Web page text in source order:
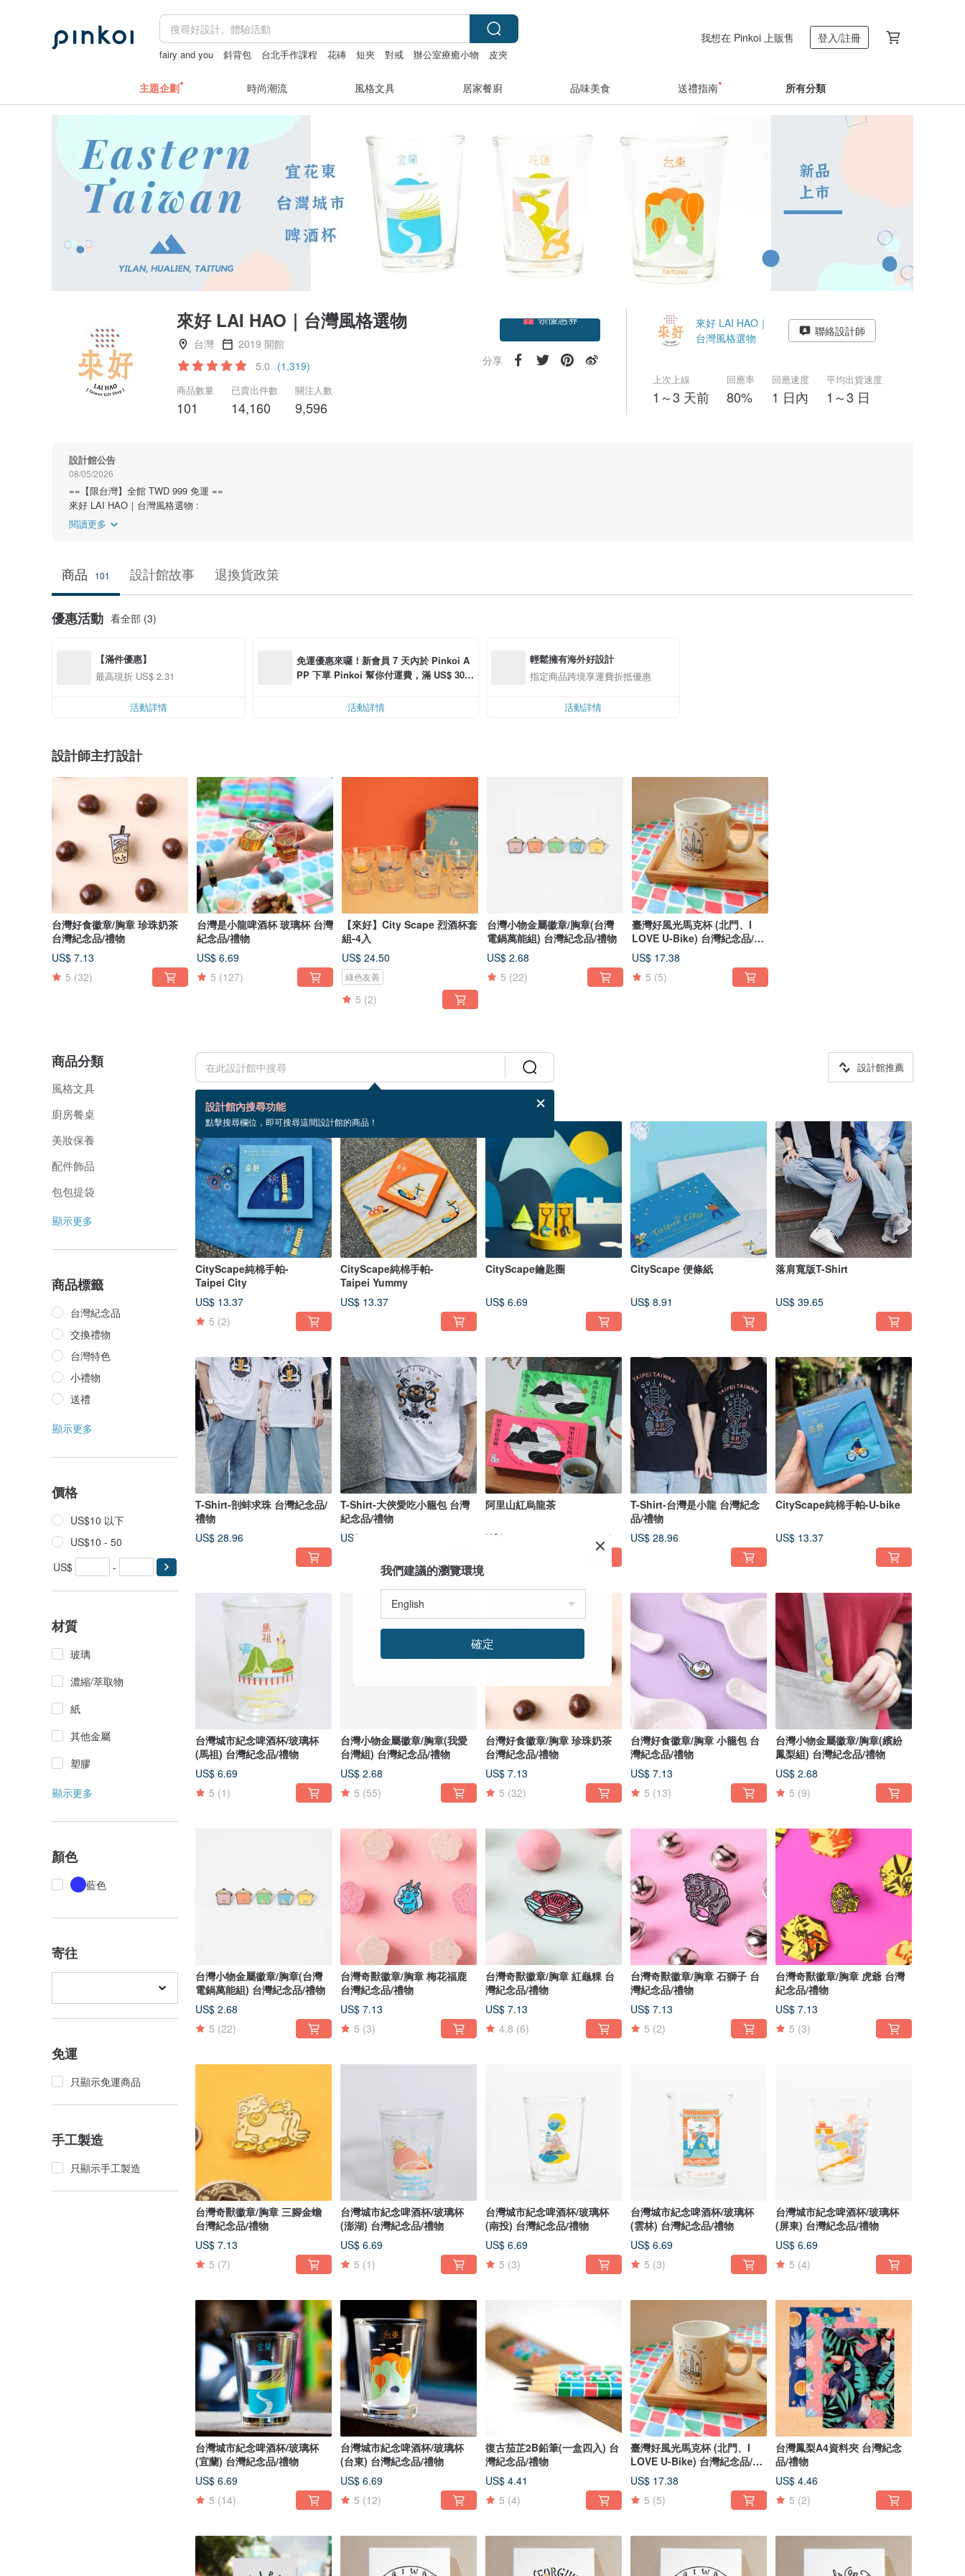
fairy and you 斜背包 台北手作課程 花磚 短夾 對戒 辦公室療癒小物 皮夾
我想在 Pinkoi 上販售 登入/註冊
主題企劃 時尚潮流 風格文具 居家餐廚 品味美食 送禮指南 所有分類
來好 LAI HAO｜台灣風格選物
台灣
2019 開館
5.0 (1,319)
商品數量
101
已賣出件數
14,160
關注人數
9,596
分享
來好 LAI HAO｜
台灣風格選物
聯絡設計師
上次上線
1～3 天前
回應率
80%
回應速度
1 日內
平均出貨速度
1～3 日
設計館公告
08/05/2026
==【限台灣】全館 TWD 999 免運 ==
來好 LAI HAO｜台灣風格選物 :
閱讀更多
商品 101 設計館故事 退換貨政策
優惠活動 看全部 (3)
【滿件優惠】
最高現折 US$ 2.31
活動詳情
免運優惠來囉！新會員 7 天內於 Pinkoi A
PP 下單 Pinkoi 幫你付運費，滿 US$ 30.0
活動詳情
輕鬆擁有海外好設計
指定商品跨境享運費折抵優惠
活動詳情
設計師主打設計
台灣好食徽章/胸章 珍珠奶茶
台灣紀念品/禮物
US$ 7.13
5 (32)
台灣是小龍啤酒杯 玻璃杯 台灣
紀念品/禮物
US$ 6.69
5 (127)
【來好】City Scape 烈酒杯套
組-4入
US$ 24.50
綠色友善
5 (2)
台灣小物金屬徽章/胸章(台灣
電鍋萬能組) 台灣紀念品/禮物
US$ 2.68
5 (22)
臺灣好風光馬克杯 (北門、I
LOVE U-Bike) 台灣紀念品/禮
物
US$ 17.38
5 (5)
商品分類
風格文具
廚房餐桌
美妝保養
配件飾品
包包提袋
顯示更多
商品標籤
台灣紀念品
交換禮物
台灣特色
小禮物
送禮
顯示更多
價格
US$10 以下
US$10 - 50
US$
-
材質
玻璃
濃縮/萃取物
紙
其他金屬
塑膠
顯示更多
顏色
藍色
寄往
免運
只顯示免運商品
手工製造
只顯示手工製造
設計館內搜尋功能
點擊搜尋欄位，即可搜尋這間設計館的商品！
設計館推薦
101 個商品
CityScape純棉手帕-
Taipei City
US$ 13.37
5 (2)
CityScape純棉手帕-
Taipei Yummy
US$ 13.37
CityScape鑰匙圈
US$ 6.69
CityScape 便條紙
US$ 8.91
落肩寬版T-Shirt
US$ 39.65
T-Shirt-剖蚌求珠 台灣紀念品/
禮物
US$ 28.96
T-Shirt-大俠愛吃小籠包 台灣
紀念品/禮物
US$ 28.96
阿里山紅烏龍茶
US$ 6.69
T-Shirt-台灣是小龍 台灣紀念
品/禮物
US$ 28.96
CityScape純棉手帕-U-bike
US$ 13.37
台灣城市紀念啤酒杯/玻璃杯
(馬祖) 台灣紀念品/禮物
US$ 6.69
5 (1)
台灣小物金屬徽章/胸章(我愛
台灣組) 台灣紀念品/禮物
US$ 2.68
5 (55)
台灣好食徽章/胸章 珍珠奶茶
台灣紀念品/禮物
US$ 7.13
5 (32)
台灣好食徽章/胸章 小籠包 台
灣紀念品/禮物
US$ 7.13
5 (13)
台灣小物金屬徽章/胸章(繽紛
鳳梨組) 台灣紀念品/禮物
US$ 2.68
5 (9)
台灣小物金屬徽章/胸章(台灣
電鍋萬能組) 台灣紀念品/禮物
US$ 2.68
5 (22)
台灣奇獸徽章/胸章 梅花福鹿
台灣紀念品/禮物
US$ 7.13
5 (3)
台灣奇獸徽章/胸章 紅龜粿 台
灣紀念品/禮物
US$ 7.13
4.8 (6)
台灣奇獸徽章/胸章 石獅子 台
灣紀念品/禮物
US$ 7.13
5 (2)
台灣奇獸徽章/胸章 虎爺 台灣
紀念品/禮物
US$ 7.13
5 (3)
台灣奇獸徽章/胸章 三腳金蟾
台灣紀念品/禮物
US$ 7.13
5 (7)
台灣城市紀念啤酒杯/玻璃杯
(澎湖) 台灣紀念品/禮物
US$ 6.69
5 (1)
台灣城市紀念啤酒杯/玻璃杯
(南投) 台灣紀念品/禮物
US$ 6.69
5 (3)
台灣城市紀念啤酒杯/玻璃杯
(雲林) 台灣紀念品/禮物
US$ 6.69
5 (3)
台灣城市紀念啤酒杯/玻璃杯
(屏東) 台灣紀念品/禮物
US$ 6.69
5 (4)
台灣城市紀念啤酒杯/玻璃杯
(宜蘭) 台灣紀念品/禮物
US$ 6.69
5 (14)
台灣城市紀念啤酒杯/玻璃杯
(台東) 台灣紀念品/禮物
US$ 6.69
5 (12)
復古茄芷2B鉛筆(一盒四入) 台
灣紀念品/禮物
US$ 4.41
5 (4)
臺灣好風光馬克杯 (北門、I
LOVE U-Bike) 台灣紀念品/禮
物
US$ 17.38
5 (5)
台灣鳳梨A4資料夾 台灣紀念
品/禮物
US$ 4.46
5 (2)
我們建議的瀏覽環境
確定